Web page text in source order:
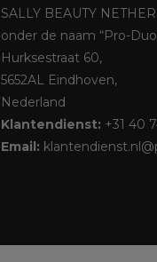
SALLY BEAUTY
onder de naam “Pro-
Hurksestraat 60,
5652AL Eindhoven,
Nederland
Klantendienst: +31 40
Email: